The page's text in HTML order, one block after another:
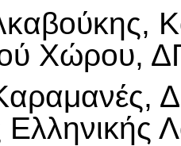
Χώρου,
Ελληνικής